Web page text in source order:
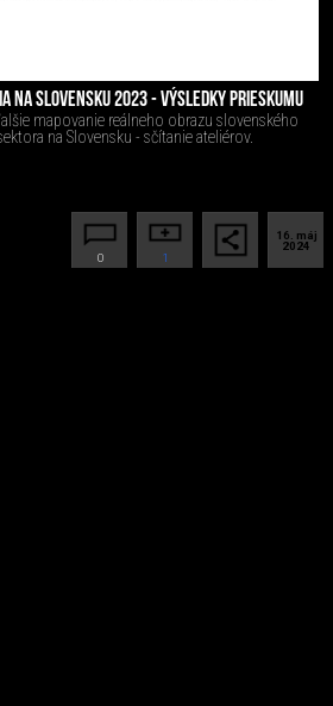
NA SLOVENSKU 2023 - VÝSLEDKY PRIESKUMU
mapovanie reálneho obrazu slovenského
na Slovensku - sčítanie ateliérov.
16. máj
2024
1
0